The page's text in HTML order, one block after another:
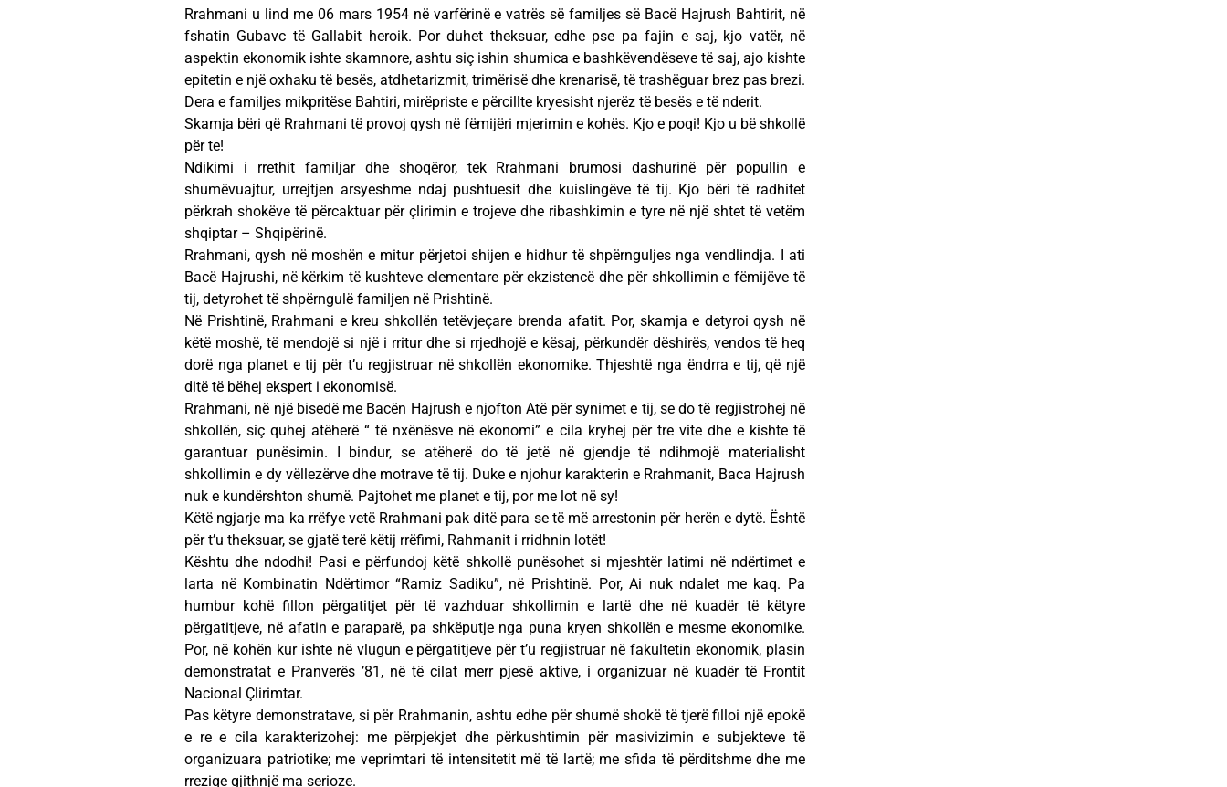
Rrahmani u lind me 06 mars 1954 në varfërinë e vatrës së familjes së Bacë Hajrush Bahtirit, në
fshatin Gubavc të Gallabit heroik. Por duhet theksuar, edhe pse pa fajin e saj, kjo vatër, në
aspektin ekonomik ishte skamnore, ashtu siç ishin shumica e bashkëvendëseve të saj, ajo kishte
epitetin e një oxhaku të besës, atdhetarizmit, trimërisë dhe krenarisë, të trashëguar brez pas brezi.
Dera e familjes mikpritëse Bahtiri, mirëpriste e përcillte kryesisht njerëz të besës e të nderit.
Skamja bëri që Rrahmani të provoj qysh në fëmijëri mjerimin e kohës. Kjo e poqi! Kjo u bë shkollë
për te!
Ndikimi i rrethit familjar dhe shoqëror, tek Rrahmani brumosi dashurinë për popullin e
shumëvuajtur, urrejtjen arsyeshme ndaj pushtuesit dhe kuislingëve të tij. Kjo bëri të radhitet
përkrah shokëve të përcaktuar për çlirimin e trojeve dhe ribashkimin e tyre në një shtet të vetëm
shqiptar – Shqipërinë.
Rrahmani, qysh në moshën e mitur përjetoi shijen e hidhur të shpërnguljes nga vendlindja. I ati
Bacë Hajrushi, në kërkim të kushteve elementare për ekzistencë dhe për shkollimin e fëmijëve të
tij, detyrohet të shpërngulë familjen në Prishtinë.
Në Prishtinë, Rrahmani e kreu shkollën tetëvjeçare brenda afatit. Por, skamja e detyroi qysh në
këtë moshë, të mendojë si një i rritur dhe si rrjedhojë e kësaj, përkundër dëshirës, vendos të heq
dorë nga planet e tij për t’u regjistruar në shkollën ekonomike. Thjeshtë nga ëndrra e tij, që një
ditë të bëhej ekspert i ekonomisë.
Rrahmani, në një bisedë me Bacën Hajrush e njofton Atë për synimet e tij, se do të regjistrohej në
shkollën, siç quhej atëherë “ të nxënësve në ekonomi” e cila kryhej për tre vite dhe e kishte të
garantuar punësimin. I bindur, se atëherë do të jetë në gjendje të ndihmojë materialisht
shkollimin e dy vëllezërve dhe motrave të tij. Duke e njohur karakterin e Rrahmanit, Baca Hajrush
nuk e kundërshton shumë. Pajtohet me planet e tij, por me lot në sy!
Këtë ngjarje ma ka rrëfye vetë Rrahmani pak ditë para se të më arrestonin për herën e dytë. Është
për t’u theksuar, se gjatë terë këtij rrëfimi, Rahmanit i rridhnin lotët!
Kështu dhe ndodhi! Pasi e përfundoj këtë shkollë punësohet si mjeshtër latimi në ndërtimet e
larta në Kombinatin Ndërtimor “Ramiz Sadiku”, në Prishtinë. Por, Ai nuk ndalet me kaq. Pa
humbur kohë fillon përgatitjet për të vazhduar shkollimin e lartë dhe në kuadër të këtyre
përgatitjeve, në afatin e paraparë, pa shkëputje nga puna kryen shkollën e mesme ekonomike.
Por, në kohën kur ishte në vlugun e përgatitjeve për t’u regjistruar në fakultetin ekonomik, plasin
demonstratat e Pranverës ’81, në të cilat merr pjesë aktive, i organizuar në kuadër të Frontit
Nacional Çlirimtar.
Pas këtyre demonstratave, si për Rrahmanin, ashtu edhe për shumë shokë të tjerë filloi një epokë
e re e cila karakterizohej: me përpjekjet dhe përkushtimin për masivizimin e subjekteve të
organizuara patriotike; me veprimtari të intensitetit më të lartë; me sfida të përditshme dhe me
rreziqe gjithnjë ma serioze.